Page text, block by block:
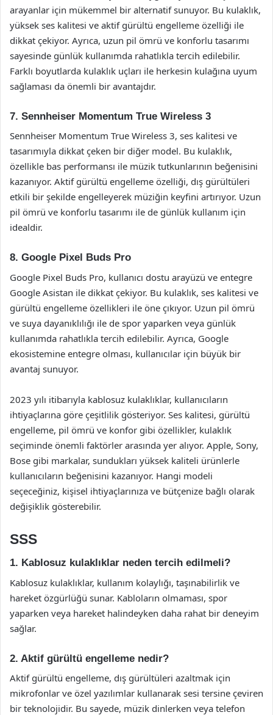
arayanlar için mükemmel bir alternatif sunuyor. Bu kulaklık,
yüksek ses kalitesi ve aktif gürültü engelleme özelliği ile
dikkat çekiyor. Ayrıca, uzun pil ömrü ve konforlu tasarımı
sayesinde günlük kullanımda rahatlıkla tercih edilebilir.
Farklı boyutlarda kulaklık uçları ile herkesin kulağına uyum
sağlaması da önemli bir avantajdır.
7. Sennheiser Momentum True Wireless 3
Sennheiser Momentum True Wireless 3, ses kalitesi ve
tasarımıyla dikkat çeken bir diğer model. Bu kulaklık,
özellikle bas performansı ile müzik tutkunlarının beğenisini
kazanıyor. Aktif gürültü engelleme özelliği, dış gürültüleri
etkili bir şekilde engelleyerek müziğin keyfini artırıyor. Uzun
pil ömrü ve konforlu tasarımı ile de günlük kullanım için
idealdir.
8. Google Pixel Buds Pro
Google Pixel Buds Pro, kullanıcı dostu arayüzü ve entegre
Google Asistan ile dikkat çekiyor. Bu kulaklık, ses kalitesi ve
gürültü engelleme özellikleri ile öne çıkıyor. Uzun pil ömrü
ve suya dayanıklılığı ile de spor yaparken veya günlük
kullanımda rahatlıkla tercih edilebilir. Ayrıca, Google
ekosistemine entegre olması, kullanıcılar için büyük bir
avantaj sunuyor.
2023 yılı itibarıyla kablosuz kulaklıklar, kullanıcıların
ihtiyaçlarına göre çeşitlilik gösteriyor. Ses kalitesi, gürültü
engelleme, pil ömrü ve konfor gibi özellikler, kulaklık
seçiminde önemli faktörler arasında yer alıyor. Apple, Sony,
Bose gibi markalar, sundukları yüksek kaliteli ürünlerle
kullanıcıların beğenisini kazanıyor. Hangi modeli
seçeceğiniz, kişisel ihtiyaçlarınıza ve bütçenize bağlı olarak
değişiklik gösterebilir.
SSS
1. Kablosuz kulaklıklar neden tercih edilmeli?
Kablosuz kulaklıklar, kullanım kolaylığı, taşınabilirlik ve
hareket özgürlüğü sunar. Kabloların olmaması, spor
yaparken veya hareket halindeyken daha rahat bir deneyim
sağlar.
2. Aktif gürültü engelleme nedir?
Aktif gürültü engelleme, dış gürültüleri azaltmak için
mikrofonlar ve özel yazılımlar kullanarak sesi tersine çeviren
bir teknolojidir. Bu sayede, müzik dinlerken veya telefon